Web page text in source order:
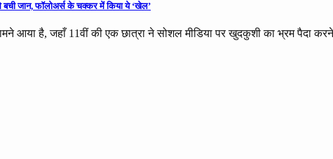
जान, फॉलोअर्स के चक्कर में किया ये ‘खेल’
आया है, जहाँ 11वीं की एक छात्रा ने सोशल मीडिया पर खुदकुशी का भ्रम पैदा